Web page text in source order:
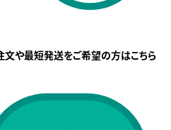
文や最短発送をご希望の方はこちら